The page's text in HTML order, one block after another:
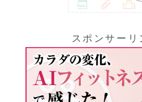
スポンサーリ